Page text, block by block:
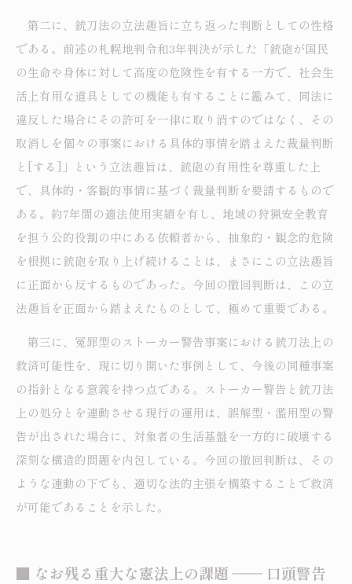
第二に、銃刀法の立法趣旨に立ち返った判断としての性格
である。前述の札幌地判令和3年判決が示した「銃砲が国民
の生命や身体に対して高度の危険性を有する一方で、社会生
活上有用な道具としての機能も有することに鑑みて、同法に
違反した場合にその許可を一律に取り消すのではなく、その
取消しを個々の事案における具体的事情を踏まえた裁量判断
と[する]」という立法趣旨は、銃砲の有用性を尊重した上
で、具体的・客観的事情に基づく裁量判断を要請するもので
ある。約7年間の適法使用実績を有し、地域の狩猟安全教育
を担う公的役割の中にある依頼者から、抽象的・観念的危険
を根拠に銃砲を取り上げ続けることは、まさにこの立法趣旨
に正面から反するものであった。今回の撤回判断は、この立
法趣旨を正面から踏まえたものとして、極めて重要である。
第三に、冤罪型のストーカー警告事案における銃刀法上の
救済可能性を、現に切り開いた事例として、今後の同種事案
の指針となる意義を持つ点である。ストーカー警告と銃刀法
上の処分とを連動させる現行の運用は、誤解型・濫用型の警
告が出された場合に、対象者の生活基盤を一方的に破壊する
深刻な構造的問題を内包している。今回の撤回判断は、その
ような連動の下でも、適切な法的主張を構築することで救済
が可能であることを示した。
■ なお残る重大な憲法上の課題 ―― 口頭警告